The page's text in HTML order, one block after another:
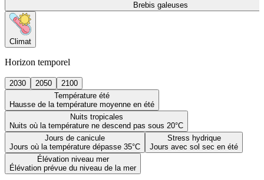
Brebis galeuses
Climat
Horizon temporel
2030 2050
2100
Température été
Hausse de la température moyenne en été
Nuits tropicales
Nuits où la température ne descend pas sous 20°C
Jours de canicule
Jours où la température dépasse 35°C
Stress hydrique
Jours avec sol sec en été
Élévation niveau mer
Élévation prévue du niveau de la mer